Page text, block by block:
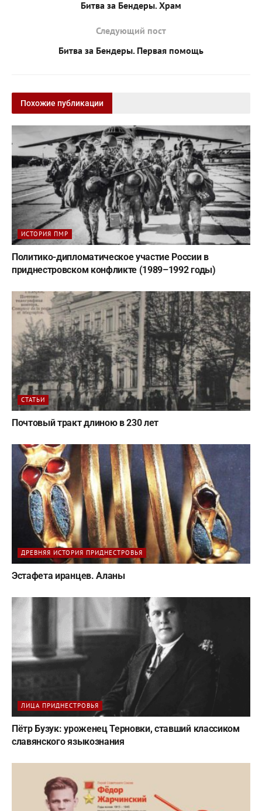
Битва за Бендеры. Храм
Следующий пост
Битва за Бендеры. Первая помощь
Похожие публикации
ИСТОРИЯ ПМР
Политико-дипломатическое участие России в
приднестровском конфликте (1989–1992 годы)
СТАТЬИ
Почтовый тракт длиною в 230 лет
ДРЕВНЯЯ ИСТОРИЯ ПРИДНЕСТРОВЬЯ
Эстафета иранцев. Аланы
ЛИЦА ПРИДНЕСТРОВЬЯ
Пётр Бузук: уроженец Терновки, ставший классиком
славянского языкознания